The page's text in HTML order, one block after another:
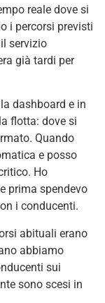
reale dove si
i percorsi previsti
servizio
già tardi per
dashboard e in
flotta: dove si
Quando
e posso
Ho
prima spendevo
i conducenti.
abituali erano
abbiamo
sui
sono scesi in